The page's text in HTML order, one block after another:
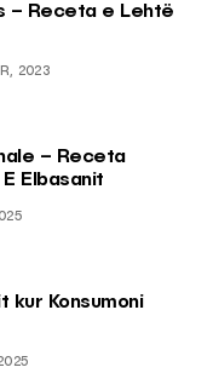
– Receta e Lehtë
2023
– Receta
Elbasanit
kur Konsumoni